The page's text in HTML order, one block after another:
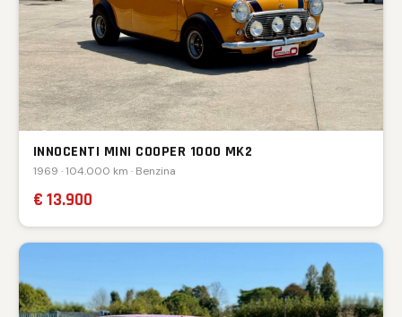
INNOCENTI MINI COOPER 1000 MK2
1969 · 104.000 km · Benzina
€ 13.900